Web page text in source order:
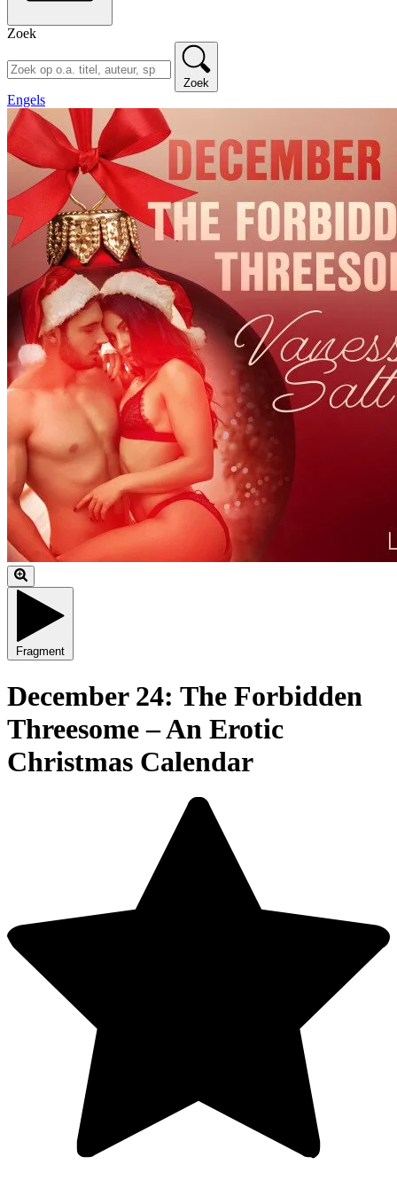
Zoek
Zoek
Engels
Fragment
December 24: The Forbidden
Threesome – An Erotic
Christmas Calendar